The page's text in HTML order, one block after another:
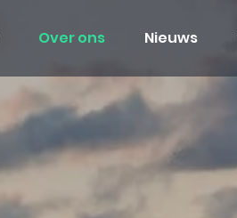
Over ons Nieuws